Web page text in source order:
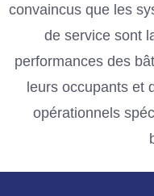
convaincus que les
de service sont
performances des
leurs occupants et
opérationnels